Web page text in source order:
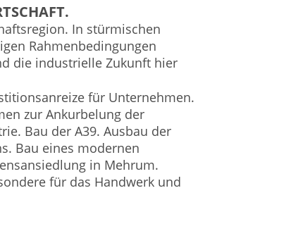
In stürmischen
Rahmenbedingungen
die industrielle Zukunft hier
für Unternehmen.
zur Ankurbelung der
Bau der A39. Ausbau der
Bau eines modernen
in Mehrum.
für das Handwerk und